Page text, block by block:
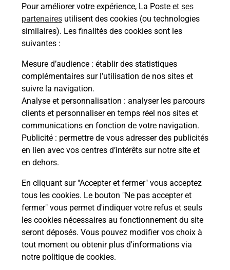
Pour améliorer votre expérience, La Poste et ses
partenaires utilisent des cookies (ou technologies
similaires). Les finalités des cookies sont les
suivantes :
Mesure d’audience : établir des statistiques
complémentaires sur l’utilisation de nos sites et
suivre la navigation.
Analyse et personnalisation : analyser les parcours
clients et personnaliser en temps réel nos sites et
communications en fonction de votre navigation.
Publicité : permettre de vous adresser des publicités
en lien avec vos centres d’intérêts sur notre site et
en dehors.
En cliquant sur "Accepter et fermer" vous acceptez
tous les cookies. Le bouton "Ne pas accepter et
fermer" vous permet d'indiquer votre refus et seuls
les cookies nécessaires au fonctionnement du site
seront déposés. Vous pouvez modifier vos choix à
tout moment ou obtenir plus d'informations via
notre politique de cookies.
Comment demander une
modification de livraison ?
Comment La Poste participe-t-elle
à votre sécurité au quotidien ?
Puis-je passer mon code de la route
avec La Poste et sous quelles
conditions ?
Localiser Liste Jura BRACON